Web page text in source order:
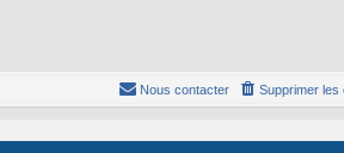
Supprimer les
Nous contacter